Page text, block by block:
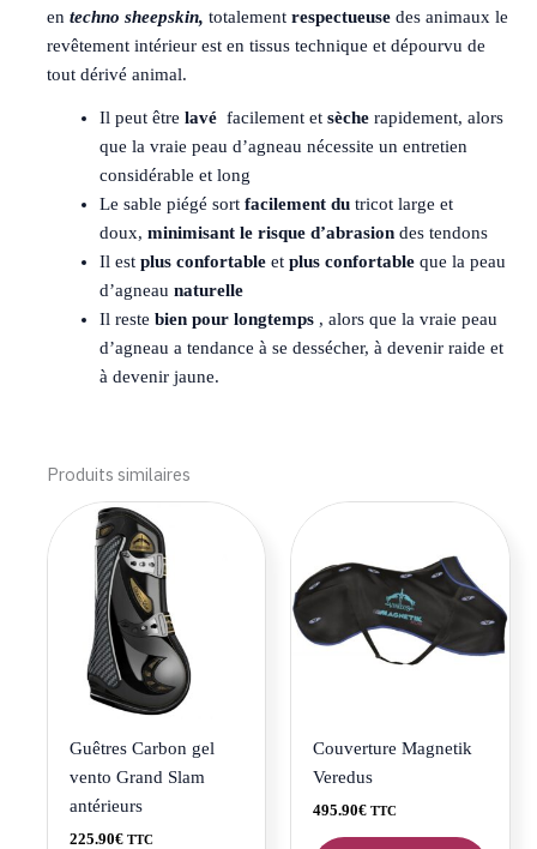
entechno sheepskin,totalementrespectueuse des animaux le
revêtement intérieur est en tissus technique et dépourvu de
tout dérivé animal.
Il peut être lavé facilement et sècherapidement, alors
que la vraie peau d’agneau nécessite un entretien
considérable et long
Le sable piégé sort facilement dutricot large et
doux, minimisant le risque d’abrasiondes tendons
Il est plus confortableet plus confortableque la peau
d’agneau naturelle
Il reste bien pour longtemps, alors que la vraie peau
d’agneau a tendance à se dessécher, à devenir raide et
à devenir jaune.
Produits similaires
Guêtres Carbon gel
vento Grand Slam
antérieurs
225.90€ TTC
Ce
produit
plusieurs
variations.
Couverture Magnetik
Veredus
495.90€ TTC
Ce
Les